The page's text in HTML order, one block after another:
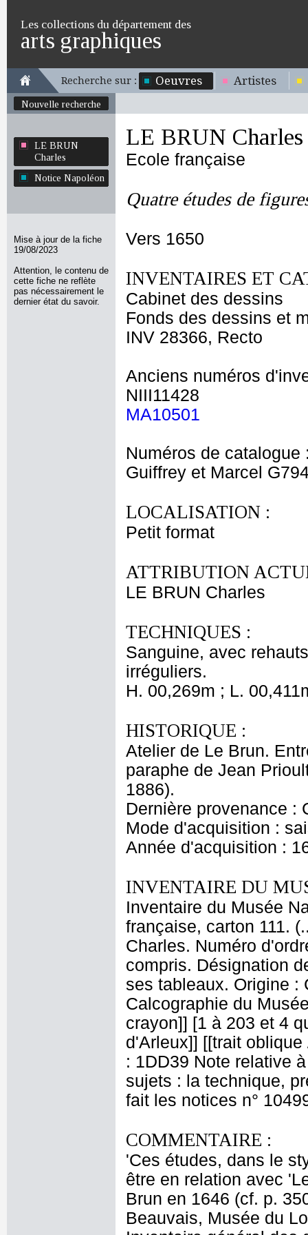
Les collections du département des
arts graphiques
Recherche sur : Oeuvres Artistes
Nouvelle recherche
LE BRUN
Charles
Notice Napoléon
Mise à jour de la fiche
19/08/2023
Attention, le contenu de
cette fiche ne reflète
pas nécessairement le
dernier état du savoir.
LE BRUN Charles
Ecole française
Quatre études de
Vers 1650
INVENTAIRES ET
Cabinet des dessins
Fonds des dessins et
INV 28366, Recto
Anciens numéros
NIII11428
MA10501
Numéros de catalogue
Guiffrey et Marcel
LOCALISATION :
Petit format
ATTRIBUTION
LE BRUN Charles
TECHNIQUES :
Sanguine, avec
irréguliers.
H. 00,269m ; L.
HISTORIQUE :
Atelier de Le Brun.
paraphe de Jean
1886).
Dernière provenance :
Mode d'acquisition :
Année d'acquisition :
INVENTAIRE DU
Inventaire du Musée
française, carton 111.
Charles. Numéro
compris. Désignation
ses tableaux. Origine :
Calcographie du
crayon]] [1 à 203 et 4
d'Arleux]] [[trait
: 1DD39 Note relative
sujets : la technique,
fait les notices n°
COMMENTAIRE :
'Ces études, dans le
être en relation avec
Brun en 1646 (cf. p.
Beauvais, Musée du